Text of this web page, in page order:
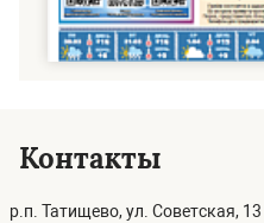
Контакты
р.п. Татищево, ул. Советская,